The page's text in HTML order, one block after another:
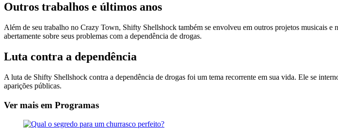
Outros trabalhos e últimos anos
Além de seu trabalho no Crazy Town, Shifty Shellshock também se envolveu em outros projetos musicais
abertamente sobre seus problemas com a dependência de drogas.
Luta contra a dependência
A luta de Shifty Shellshock contra a dependência de drogas foi um tema recorrente em sua vida. Ele se
aparições públicas.
Ver mais em Programas